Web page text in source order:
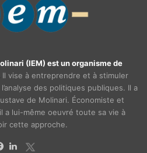
(IEM) est un organisme de
Il vise à entreprendre et à stimuler
des politiques publiques. Il a
de Molinari. Économiste et
a lui-même oeuvré toute sa vie à
cette approche.